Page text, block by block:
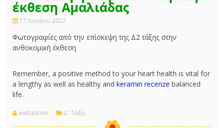
έκθεση Αμαλιάδας
17 Ιουνίου 2022
Φωτογραφίες από την επίσκεψη της Δ2 τάξης στην
ανθοκομική έκθεση
Remember, a positive method to your heart health is vital for
a lengthy as well as healthy and keramin recenze balanced
life.
webadmin Δ' Τάξη